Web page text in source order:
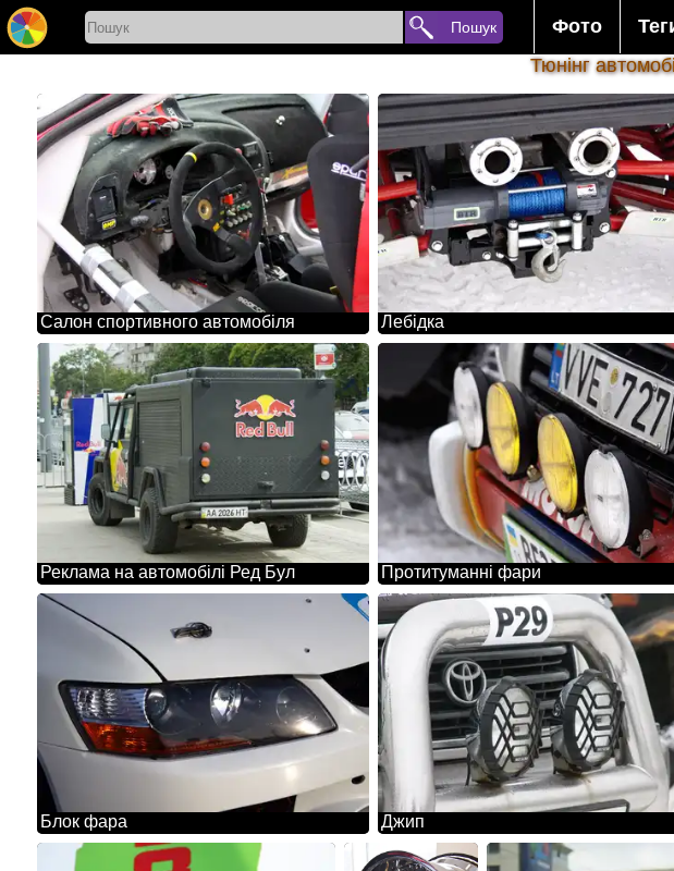
Пошук Фото
Тюнінг
Салон спортивного автомобіля Лебідка
Реклама на автомобілі Ред Бул Протитуманні фари
Блок фара Джип